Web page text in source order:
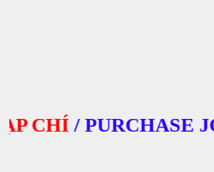
/PURCHASE